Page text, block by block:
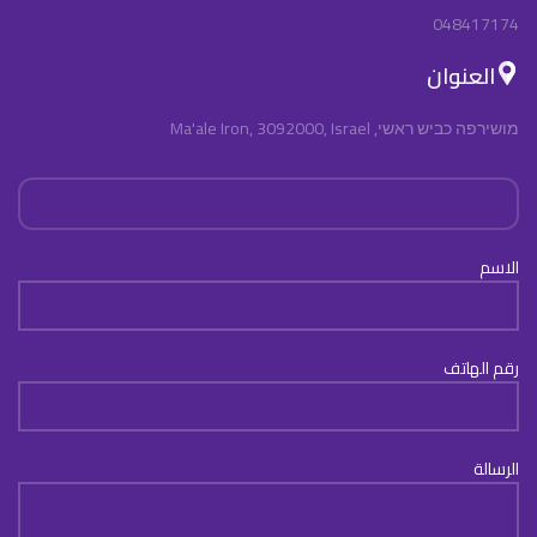
048417174
العنوان
מושירפה כביש ראשי, Ma'ale Iron, 3092000, Israel
الاسم
رقم الهاتف
الرسالة